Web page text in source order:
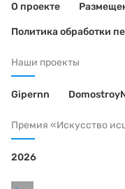
О проекте
Политика обработки
Наши проекты
Gipernn
Премия «Искусство
2026